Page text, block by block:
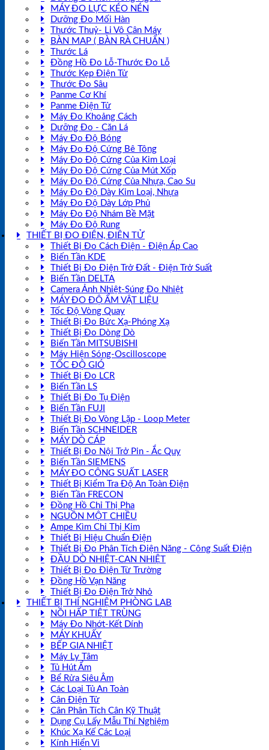
MÁY ĐO LỰC KÉO NÉN
Dưỡng Đo Mối Hàn
Thước Thuỷ- Li Vô Cân Máy
BÀN MAP ( BÀN RÀ CHUẨN )
Thước Lá
Đồng Hồ Đo Lỗ-Thước Đo Lỗ
Thước Kẹp Điện Tử
Thước Đo Sâu
Panme Cơ Khí
Panme Điện Tử
Máy Đo Khoảng Cách
Dưỡng Đo - Căn Lá
Máy Đo Độ Bóng
Máy Đo Độ Cứng Bê Tông
Máy Đo Độ Cứng Của Kim Loại
Máy Đo Độ Cứng Của Mút Xốp
Máy Đo Độ Cứng Của Nhựa, Cao Su
Máy Đo Độ Dày Kim Loại, Nhựa
Máy Đo Độ Dày Lớp Phủ
Máy Đo Độ Nhám Bề Mặt
Máy Đo Độ Rung
THIẾT BỊ ĐO ĐIỆN, ĐIỆN TỬ
Thiết Bị Đo Cách Điện - Điện Áp Cao
Biến Tần KDE
Thiết Bị Đo Điện Trở Đất - Điện Trở Suất
Biến Tần DELTA
Camera Ảnh Nhiệt-Súng Đo Nhiệt
MÁY ĐO ĐỘ ẨM VẬT LIỆU
Tốc Độ Vòng Quay
Thiết Bị Đo Bức Xạ-Phóng Xạ
Thiết Bị Đo Dòng Dò
Biến Tần MITSUBISHI
Máy Hiện Sóng-Oscilloscope
TỐC ĐỘ GIÓ
Thiết Bị Đo LCR
Biến Tần LS
Thiết Bị Đo Tụ Điện
Biến Tần FUJI
Thiết Bị Đo Vòng Lặp - Loop Meter
Biến Tần SCHNEIDER
MÁY DÒ CÁP
Thiết Bị Đo Nội Trở Pin - Ắc Quy
Biến Tần SIEMENS
MÁY ĐO CÔNG SUẤT LASER
Thiết Bị Kiểm Tra Độ An Toàn Điện
Biến Tần FRECON
Đồng Hồ Chỉ Thị Pha
NGUỒN MỘT CHIỀU
Ampe Kìm Chỉ Thị Kim
Thiết Bị Hiệu Chuẩn Điện
Thiết Bị Đo Phân Tích Điện Năng - Công Suất Điện
ĐẦU DÒ NHIỆT-CAN NHIỆT
Thiết Bị Đo Điện Từ Trường
Đồng Hồ Vạn Năng
Thiết Bị Đo Điện Trở Nhỏ
THIẾT BỊ THÍ NGHIỆM PHÒNG LAB
NỒI HẤP TIỆT TRÙNG
Máy Đo Nhớt-Kết Dính
MÁY KHUẤY
BẾP GIA NHIỆT
Máy Ly Tâm
Tủ Hút Ẩm
Bể Rửa Siêu Âm
Các Loại Tủ An Toàn
Cân Điện Tử
Cân Phân Tích Cân Kỹ Thuật
Dụng Cụ Lấy Mẫu Thí Nghiệm
Khúc Xạ Kế Các Loại
Kính Hiển Vi